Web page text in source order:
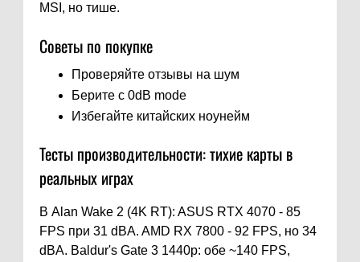
MSI, но тише.
Советы по покупке
Проверяйте отзывы на шум
Берите с 0dB mode
Избегайте китайских ноунейм
Тесты производительности: тихие карты в
реальных играх
В Alan Wake 2 (4K RT): ASUS RTX 4070 - 85
FPS при 31 dBA. AMD RX 7800 - 92 FPS, но 34
dBA. Baldur's Gate 3 1440p: обе ~140 FPS,